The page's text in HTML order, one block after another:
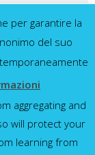
rete di
Mostra tutti
per garantire la
del suo
aggregating and
will protect your
learning from